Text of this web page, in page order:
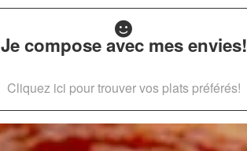
Je compose avec mes envies!
Cliquez ici pour trouver vos plats préférés!